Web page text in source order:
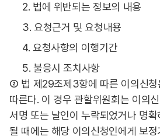
2. 법에 위반되는 정보의 내용
3. 요청근거 및 요청내용
4. 요청사항의 이행기간
5. 불응시 조치사항
② 법 제29조제3항에 따른 이의신청
따른다. 이 경우 관할위원회는 이의
서명 또는 날인이 누락되었거나 명
될 때에는 해당 이의신청인에게 보